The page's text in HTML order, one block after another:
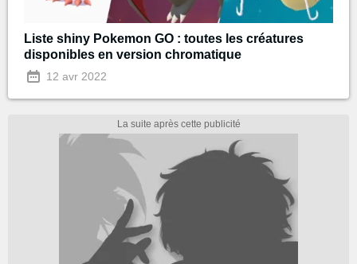
Liste shiny Pokemon GO : toutes les créatures
disponibles en version chromatique
12 avr 2022